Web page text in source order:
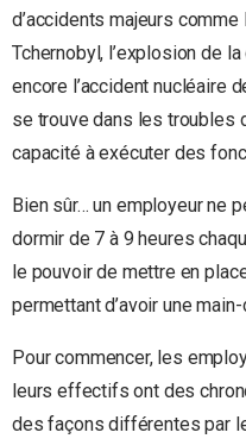
d’accidents majeurs
Tchernobyl, l’explosion de
encore l’accident nucléaire
se trouve dans les troubles
capacité à exécuter des
Bien sûr… un employeur ne
dormir de 7 à 9 heures
le pouvoir de mettre en
permettant d’avoir une
Pour commencer, les
leurs effectifs ont des
des façons différentes par